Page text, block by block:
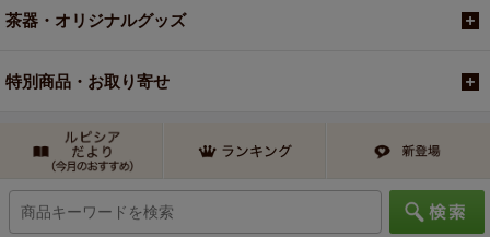
茶器・オリジナルグッズ
特別商品・お取り寄せ